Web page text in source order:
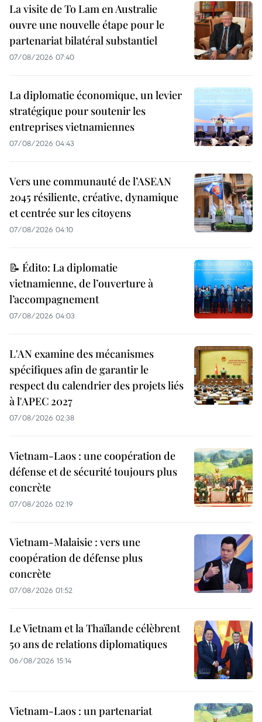
La visite de To Lam en Australie
ouvre une nouvelle étape pour le
partenariat bilatéral substantiel
07/08/2026 07:40
La diplomatie économique, un levier
stratégique pour soutenir les
entreprises vietnamiennes
07/08/2026 04:43
Vers une communauté de l’ASEAN
2045 résiliente, créative, dynamique
et centrée sur les citoyens
07/08/2026 04:10
📝 Édito: La diplomatie
vietnamienne, de l’ouverture à
l’accompagnement
07/08/2026 04:03
L'AN examine des mécanismes
spécifiques afin de garantir le
respect du calendrier des projets liés
à l'APEC 2027
07/08/2026 02:38
Vietnam-Laos : une coopération de
défense et de sécurité toujours plus
concrète
07/08/2026 02:19
Vietnam-Malaisie : vers une
coopération de défense plus
concrète
07/08/2026 01:52
Le Vietnam et la Thaïlande célèbrent
50 ans de relations diplomatiques
06/08/2026 15:14
Vietnam-Laos : un partenariat